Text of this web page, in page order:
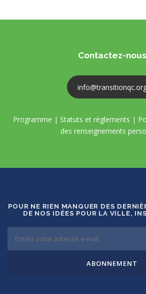
Contactez-nous
Programme | Statuts et règlements |
des renseignements
POUR NE RIEN MANQUER DES
DE NOS IDÉES POUR LA VILLE,